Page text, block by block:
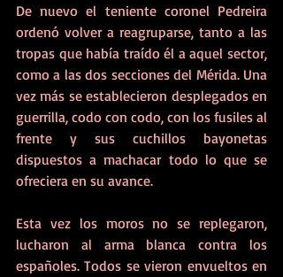
De nuevo el teniente coronel Pedreira
ordenó volver a reagruparse, tanto a las
tropas que había traído él a aquel sector,
como a las dos secciones del Mérida. Una
vez más se establecieron desplegados en
guerrilla, codo con codo, con los fusiles al
frente y sus cuchillos bayonetas
dispuestos a machacar todo lo que se
ofreciera en su avance.
Esta vez los moros no se replegaron,
lucharon al arma blanca contra los
españoles. Todos se vieron envueltos en